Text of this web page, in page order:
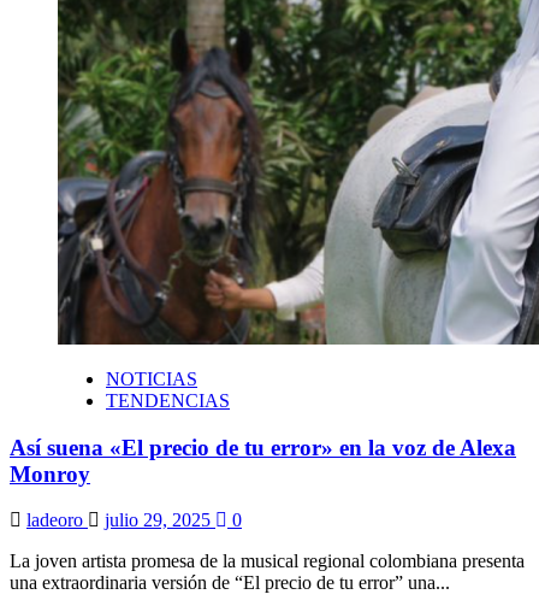
NOTICIAS
TENDENCIAS
Así suena «El precio de tu error» en la voz de Alexa
Monroy
ladeoro julio 29, 2025
0
La joven artista promesa de la musical regional colombiana presenta
una extraordinaria versión de “El precio de tu error” una...